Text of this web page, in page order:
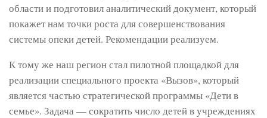
области и подготовил аналитический документ, который
покажет нам точки роста для совершенствования
системы опеки детей. Рекомендации реализуем.
К тому же наш регион стал пилотной площадкой для
реализации специального проекта «Вызов», который
является частью стратегической программы «Дети в
семье». Задача — сократить число детей в учреждениях